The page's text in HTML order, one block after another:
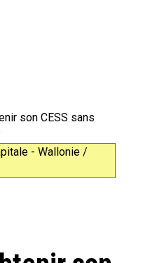
son CESS sans
- Wallonie /